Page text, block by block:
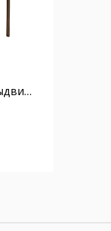
Письменный стол с выдвижным ящиком CP1806/7043